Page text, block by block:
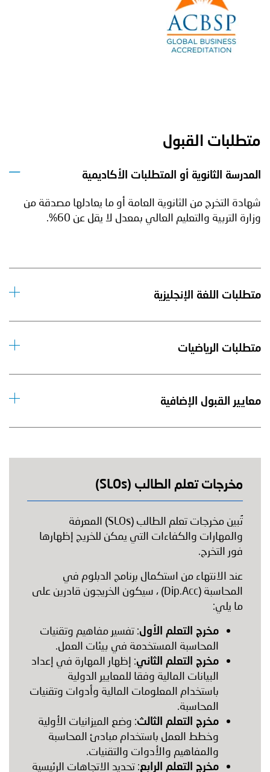
متطلبات القبول
المدرسة الثانوية أو المتطلبات الأكاديمية
شهادة التخرج من الثانوية العامة أو ما يعادلها مصدقة من
وزارة التربية والتعليم العالي بمعدل لا يقل عن 60%.
متطلبات اللغة الإنجليزية
متطلبات الرياضيات
معايير القبول الإضافية
مخرجات تعلم الطالب (SLOs)
تُبين مخرجات تعلم الطالب (SLOs) المعرفة
والمهارات والكفاءات التي يمكن للخريج إظهارها
فور التخرج.
عند الانتهاء من استكمال برنامج الدبلوم في
المحاسبة (Dip.Acc) ، سيكون الخريجون قادرين على
ما يلي:
مخرج التعلم الأول: تفسير مفاهيم وتقنيات
المحاسبة المستخدمة في بيئات العمل.
مخرج التعلم الثاني: إظهار المهارة في إعداد
البيانات المالية وفقا للمعايير الدولية
باستخدام المعلومات المالية وأدوات وتقنيات
المحاسبة.
مخرج التعلم الثالث: وضع الميزانيات الأولية
وخطط العمل باستخدام مبادئ المحاسبة
والمفاهيم والأدوات والتقنيات.
مخرج التعلم الرابع: تحديد الاتجاهات الرئيسية